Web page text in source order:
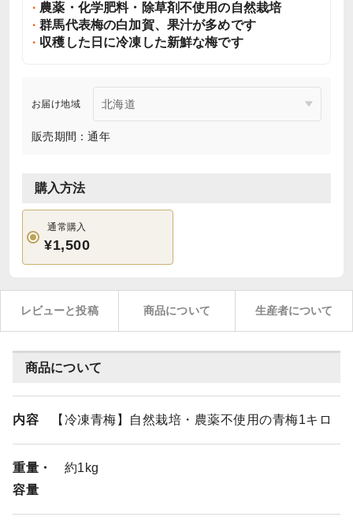
農薬・化学肥料・除草剤不使用の自然栽培
群馬代表梅の白加賀、果汁が多めです
収穫した日に冷凍した新鮮な梅です
お届け地域
販売期間：通年
購入方法
通常購入
¥1,500
レビューと投稿 商品について 生産者について
商品について
内容 【冷凍青梅】自然栽培・農薬不使用の青梅1キロ
重量・
容量
約1kg